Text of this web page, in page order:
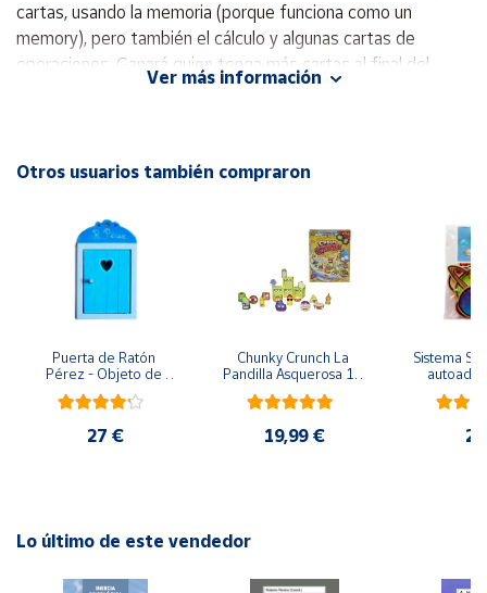
Hazte
vendedor
Ubicación
Península
Baleares
cartas, usando la memoria (porque funciona como un
memory), pero también el cálculo y algunas cartas de
operaciones. Ganará quien tenga más cartas al final del
EAN: 8436598030471
No recomendable para niños menores de 3 años. Contiene
piezas pequeñas. Peligro de asfixia
Ver más información
Otros usuarios también compraron
Puerta de Ratón
Pérez - Objeto de
madera
27 €
Chunky Crunch La
Pandilla Asquerosa 16
piezas
19,99 €
Sistema
Lo último de este vendedor